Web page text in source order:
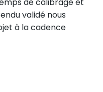
validé nous
à la cadence